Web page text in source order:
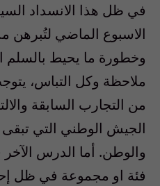
في ظل هذا الانسداد
الاسبوع الماضي لتُبرهن
وخطورة ما يحيط بالسلم
ملاحظة وكل التباس،
من التجارب السابقة
الجيش الوطني التي
والوطن. أما الدرس
فئة او مجموعة في ظل